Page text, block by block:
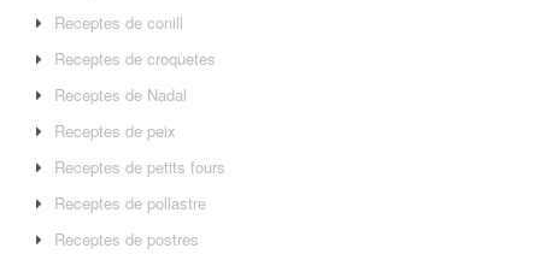
Receptes de conill
Receptes de croquetes
Receptes de Nadal
Receptes de peix
Receptes de petits fours
Receptes de pollastre
Receptes de postres